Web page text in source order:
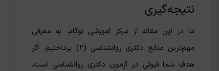
نتیجه‌گیری
ما در این مقاله از مرکز آموزشی نوگام، به معرفی
مهم‌ترین منابع دکتری روانشناسی (2) پرداختیم. اگر
هدف شما قبولی در آزمون دکتری روانشناسی است،